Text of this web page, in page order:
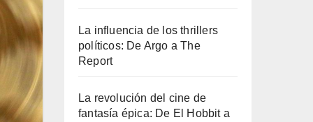
La influencia de los thrillers
políticos: De Argo a The
Report
La revolución del cine de
fantasía épica: De El Hobbit a